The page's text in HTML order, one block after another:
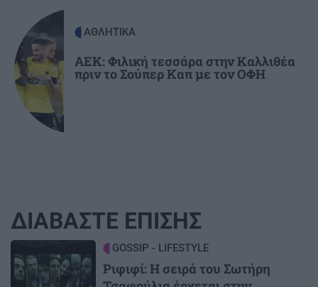
ΑΘΛΗΤΙΚΑ
ΑΕΚ: Φιλική τεσσάρα στην Καλλιθέα
πριν το Σούπερ Καπ με τον ΟΦΗ
ΔΙΑΒΑΣΤΕ ΕΠΙΣΗΣ
GOSSIP - LIFESTYLE
Ριφιφί: Η σειρά του Σωτήρη